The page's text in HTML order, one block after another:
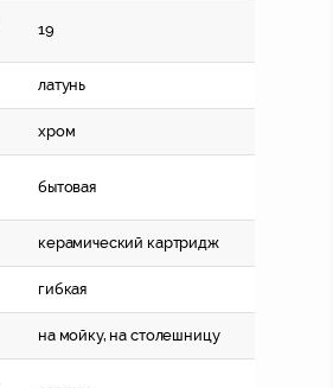
19
латунь
хром
бытовая
керамический картридж
гибкая
на мойку, на столешницу